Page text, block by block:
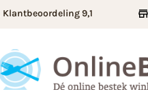
Klantbeoordeling 9,1